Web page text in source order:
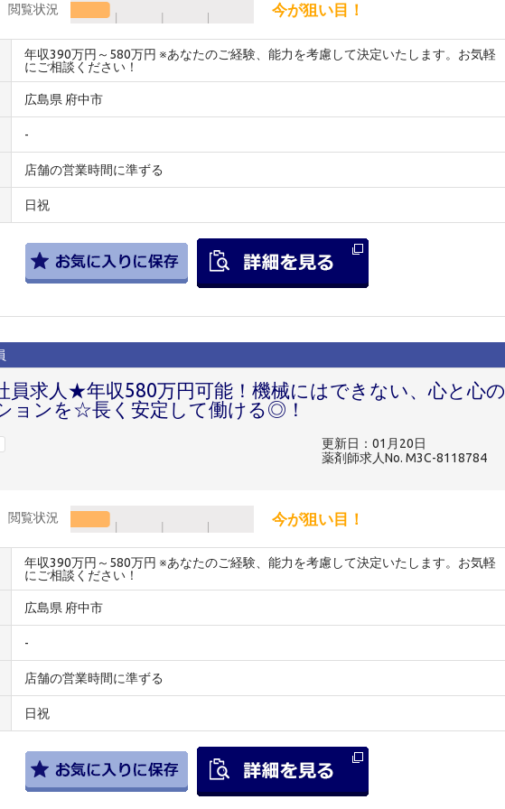
閲覧状況 今が狙い目！
年収390万円～580万円 ※あなたのご経験、能力を考慮して決定いたします。お気軽
にご相談ください！
広島県 府中市
-
店舗の営業時間に準ずる
日祝
員求人★年収580万円可能！機械にはできない、心と心の
ョンを☆長く安定して働ける◎！
更新日：01月20日
薬剤師求人No. M3C-8118784
閲覧状況 今が狙い目！
年収390万円～580万円 ※あなたのご経験、能力を考慮して決定いたします。お気軽
にご相談ください！
広島県 府中市
-
店舗の営業時間に準ずる
日祝